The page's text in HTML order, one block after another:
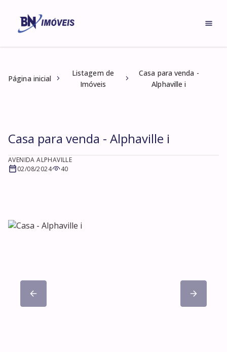
Página inicial
Listagem de
Imóveis
Casa para venda -
Alphaville i
Casa para venda - Alphaville i
AVENIDA ALPHAVILLE
02/08/2024
40